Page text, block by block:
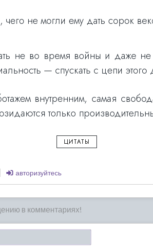
не могли ему дать сорок
не во время войны и даже
— спускать с цепи
внутренним, самая
только
ЦИТАТЫ
авторизуйтесь
Имя*